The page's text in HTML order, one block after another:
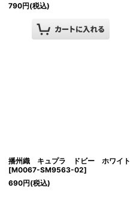
790円(税込)
播州織 キュプラ ドビー ホワイト
[M0067-SM9563-02]
690円(税込)